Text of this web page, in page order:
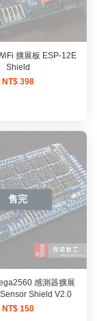
擴展板 ESP-12E
Shield
NT$ 398
售完
感測器擴展
Shield V2.0
NT$ 150